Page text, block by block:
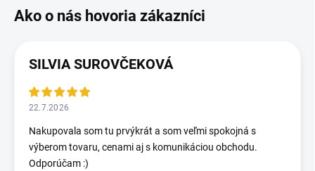
SILVIA SUROVČEKOVÁ
22.7.2026
Nakupovala som tu prvýkrát a som veľmi spokojná s
výberom tovaru, cenami aj s komunikáciou obchodu.
Odporúčam :)